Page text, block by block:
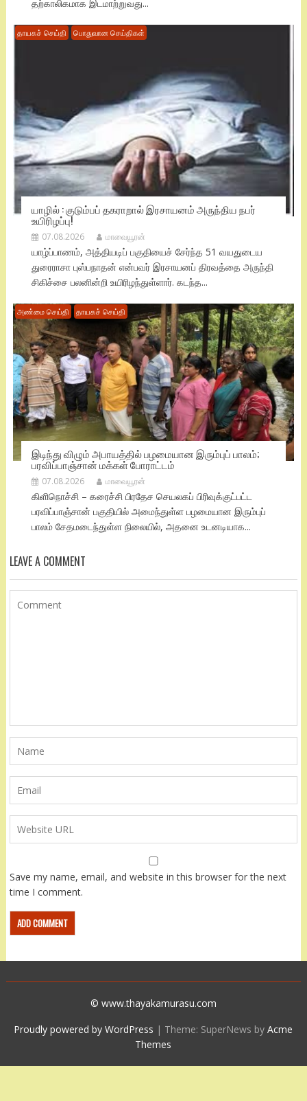
தற்காலிகமாக இடமாற்றுவது...
தாயகச் செய்தி பொதுவான செய்திகள்
யாழில் : குடும்பப் தகராறால் இரசாயனம் அருந்திய நபர்
உயிரிழப்பு!
07.08.2026 மாவையூரன்
யாழ்ப்பாணம், அத்தியடிப் பகுதியைச் சேர்ந்த 51 வயதுடைய
துரைராசா புஸ்பநாதன் என்பவர் இரசாயனப் திரவத்தை அருந்தி
சிகிச்சை பலனின்றி உயிரிழந்துள்ளார். கடந்த...
அண்மை செய்தி தாயகச் செய்தி
இடிந்து விழும் அபாயத்தில் பழமையான இரும்புப் பாலம்;
பரவிப்பாஞ்சான் மக்கள் போராட்டம்
07.08.2026 மாவையூரன்
கிளிநொச்சி – கரைச்சி பிரதேச செயலகப் பிரிவுக்குட்பட்ட
பரவிப்பாஞ்சான் பகுதியில் அமைந்துள்ள பழமையான இரும்புப்
பாலம் சேதமடைந்துள்ள நிலையில், அதனை உடனடியாக...
LEAVE A COMMENT
Save my name, email, and website in this browser for the next
time I comment.
© www.thayakamurasu.com
Proudly powered by WordPress | Theme: SuperNews byAcme
Themes